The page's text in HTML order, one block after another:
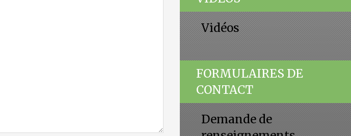
Vidéos
FORMULAIRES DE
CONTACT
Demande de